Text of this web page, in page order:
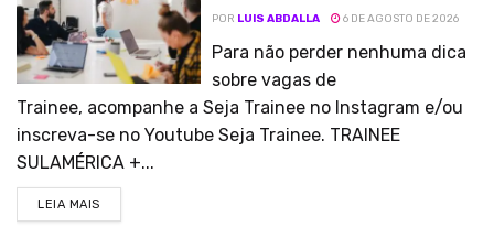
POR LUIS ABDALLA 6 DE AGOSTO DE 2026
Para não perder nenhuma dica
sobre vagas de
Trainee, acompanhe a Seja Trainee no Instagram e/ou
inscreva-se no Youtube Seja Trainee. TRAINEE
SULAMÉRICA +...
LEIA MAIS